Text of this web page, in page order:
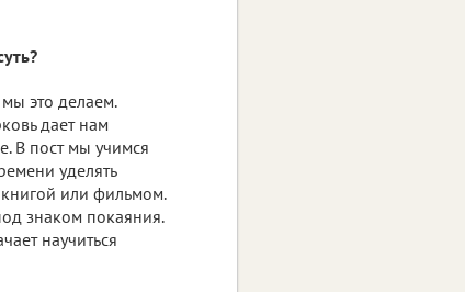
это делаем.
дает нам
В пост мы учимся
уделять
или фильмом.
знаком покаяния.
научиться